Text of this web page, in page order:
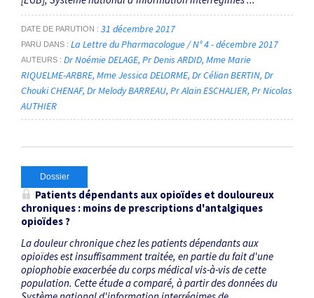
DATE DE PARUTION 31 décembre 2017
PARU DANS La Lettre du Pharmacologue / N° 4 - décembre 2017
AUTEURS Dr Noémie DELAGE Pr Denis ARDID Mme Marie
RIQUELME-ARBRE Mme Jessica DELORME Dr Célian BERTIN Dr
Chouki CHENAF Dr Melody BARREAU Pr Alain ESCHALIER Pr Nicolas
AUTHIER
Dossier
Patients dépendants aux opioïdes et douloureux
chroniques : moins de prescriptions d'antalgiques
opioïdes ?
La douleur chronique chez les patients dépendants aux
opioïdes est insuffisamment traitée, en partie du fait d'une
opiophobie exacerbée du corps médical vis-à-vis de cette
population. Cette étude a comparé, à partir des données du